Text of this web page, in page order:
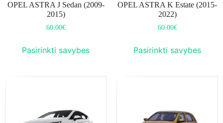
OPEL ASTRA J Sedan (2009-
2015)
60.00€
Pasirinkti savybes
OPEL ASTRA K Estate (2015-
2022)
60.00€
Pasirinkti savybes